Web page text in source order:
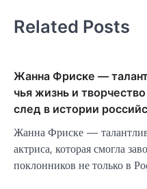
Related Posts
Жанна Фриске —
чья жизнь и
след в истории
Жанна Фриске —
актриса, которая смогла
поклонников не только в